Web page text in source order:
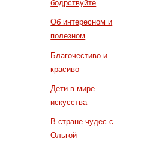
бодрствуйте
Об интересном и
полезном
Благочестиво и
красиво
Дети в мире
искусства
В стране чудес с
Ольгой